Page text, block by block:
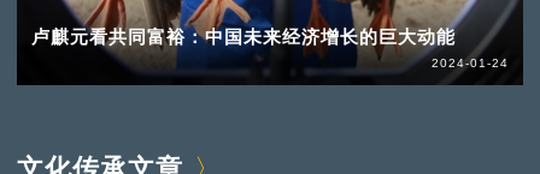
卢麒元看共同富裕：中国未来经济增长的巨大动能
2024-01-24